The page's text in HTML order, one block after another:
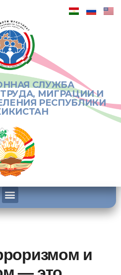
СЛУЖБА
МИГРАЦИИ И
РЕСПУБЛИКИ
и